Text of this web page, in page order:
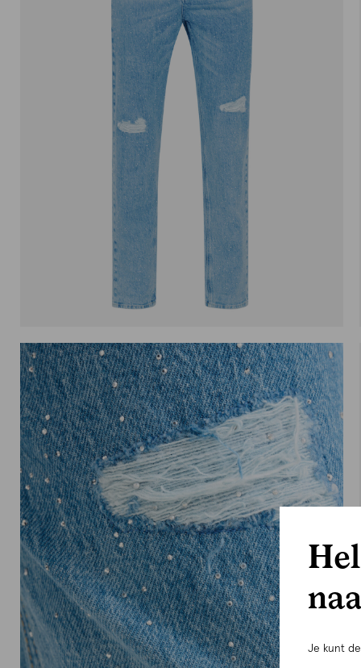
Je kunt